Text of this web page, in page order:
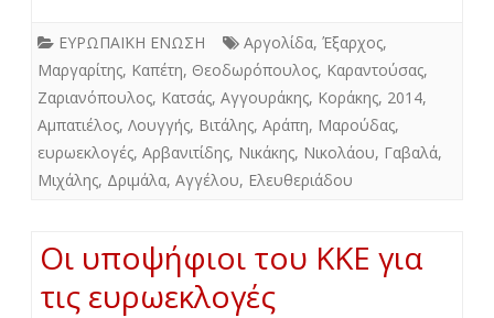
ΕΥΡΩΠΑΪΚΗ ΕΝΩΣΗ Αργολίδα, Έξαρχος,
Μαργαρίτης, Καπέτη, Θεοδωρόπουλος, Καραντούσας,
Ζαριανόπουλος, Κατσάς, Αγγουράκης, Κοράκης, 2014,
Αμπατιέλος, Λουγγής, Βιτάλης, Αράπη, Μαρούδας,
ευρωεκλογές, Αρβανιτίδης, Νικάκης, Νικολάου, Γαβαλά,
Μιχάλης, Δριμάλα, Αγγέλου, Ελευθεριάδου
Οι υποψήφιοι του ΚΚΕ για
τις ευρωεκλογές